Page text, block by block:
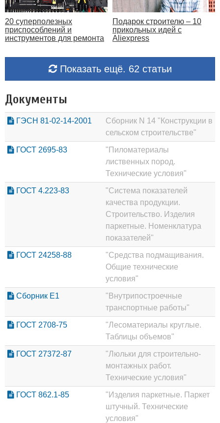
20 суперполезных
приспособлений и
инструментов для ремонта
Подарок строителю – 10
прикольных идей с
Aliexpress
Показать ещё. 62 статьи
Документы
ГЭСН 81-02-14-2001
Сборник N 14 "Конструкции в
сельском строительстве"
ГОСТ 2695-83
"Пиломатериалы
лиственных пород.
Технические условия"
ГОСТ 4.223-83
"Система показателей
качества продукции.
Строительство. Изделия
паркетные. Номенклатура
показателей"
ГОСТ 24258-88
"Средства подмащивания.
Общие технические
условия"
Сборник Е1
"Внутрипостроечные
транспортные работы"
ГОСТ 2708-75
"Лесоматериалы круглые.
Таблицы объемов"
ГОСТ 27372-87
"Люльки для строительно-
монтажных работ.
Технические условия"
ГОСТ 862.1-85
"Изделия паркетные. Паркет
штучный. Технические
условия"